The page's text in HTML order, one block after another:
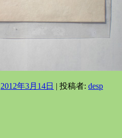
2012年3月14日 | 投稿者: desp